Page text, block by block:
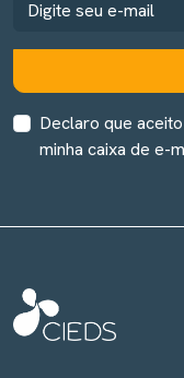
Declaro que
minha caixa de e-